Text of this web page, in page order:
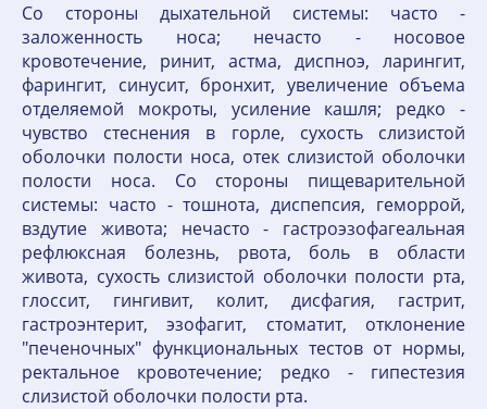
Со стороны дыхательной системы: часто -
заложенность носа; нечасто - носовое
кровотечение, ринит, астма, диспноэ, ларингит,
фарингит, синусит, бронхит, увеличение объема
отделяемой мокроты, усиление кашля; редко -
чувство стеснения в горле, сухость слизистой
оболочки полости носа, отек слизистой оболочки
полости носа. Со стороны пищеварительной
системы: часто - тошнота, диспепсия, геморрой,
вздутие живота; нечасто - гастроэзофагеальная
рефлюксная болезнь, рвота, боль в области
живота, сухость слизистой оболочки полости рта,
глоссит, гингивит, колит, дисфагия, гастрит,
гастроэнтерит, эзофагит, стоматит, отклонение
"печеночных" функциональных тестов от нормы,
ректальное кровотечение; редко - гипестезия
слизистой оболочки полости рта.